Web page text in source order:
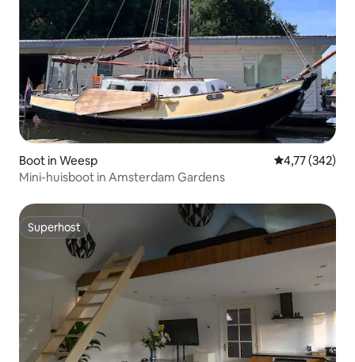
Boot in Weesp Gemiddelde
4,77 (342)
Mini-huisboot in Amsterdam Gardens
Superhost
Superhost